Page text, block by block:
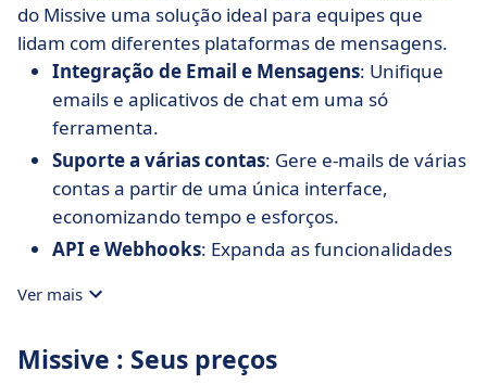
do Missive uma solução ideal para equipes que
lidam com diferentes plataformas de mensagens.
Integração de Email e Mensagens: Unifique
emails e aplicativos de chat em uma só
ferramenta.
Suporte a várias contas: Gere e-mails de várias
contas a partir de uma única interface,
economizando tempo e esforços.
API e Webhooks: Expanda as funcionalidades
aplicativos existentes.
Ver mais
Missive : Seus preços